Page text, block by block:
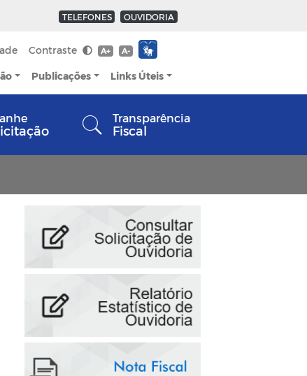
TELEFONES OUVIDORIA
Contraste A+ A-
Publicações Links Úteis
Transparência
Fiscal